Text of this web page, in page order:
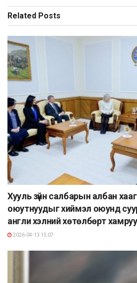
Related Posts
Хууль зүйн салбарын албан
оюутнуудыг хиймэл оюунд
англи хэлний хөтөлбөрт
2026-04-13 15:07